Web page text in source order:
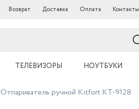
Возврат Доставка Оплата Контакты
ТЕЛЕВИЗОРЫ НОУТБУКИ
Отпариватель ручной Kitfort КТ-9128